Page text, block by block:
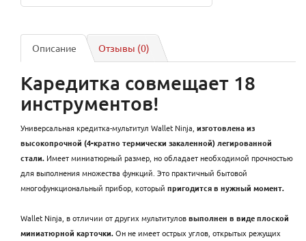
Описание Отзывы (0)
Каредитка совмещает 18
инструментов!
Универсальная кредитка-мультитул Wallet Ninja, изготовлена из
высокопрочной (4-кратно термически закаленной) легированной
стали. Имеет миниатюрный размер, но обладает необходимой прочностью
для выполнения множества функций. Это практичный бытовой
многофункциональный прибор, который пригодится в нужный момент.
Wallet Ninja, в отличии от других мультитуловвыполнен в виде плоской
миниатюрной карточки.Он не имеет острых углов, открытых режущих